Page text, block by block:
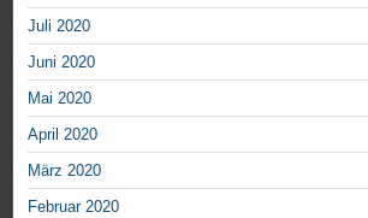
Juli 2020
Juni 2020
Mai 2020
April 2020
März 2020
Februar 2020